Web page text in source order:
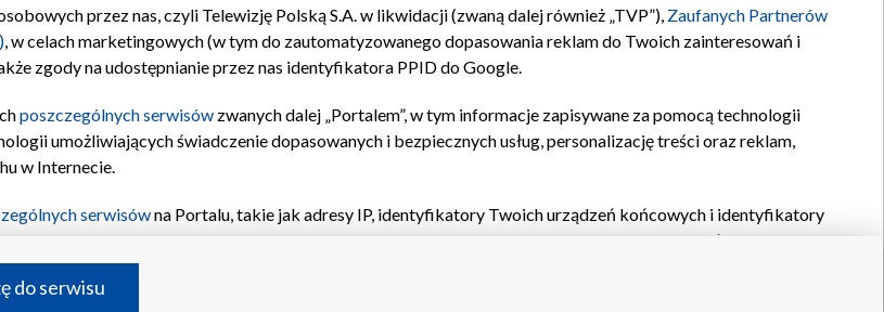
przez nas, czyli Telewizję Polską S.A. w likwidacji (zwaną dalej również „TVP”), Zaufanych Partnerów
, w celach marketingowych (w tym do zautomatyzowanego dopasowania reklam do Twoich zainteresowań i
zgody na udostępnianie przez nas identyfikatora PPID do Google.
poszczególnych serwisów zwanych dalej „Portalem”, w tym informacje zapisywane za pomocą technologii
umożliwiających świadczenie dopasowanych i bezpiecznych usług, personalizację treści oraz reklam,
w Internecie.
serwisówna Portalu, takie jak adresy IP, identyfikatory Twoich urządzeń końcowych i identyfikatory
oraz pozostałych
informacji na urządzeniu lub dostęp do nich, wyboru podstawowych reklam, wyboru spersonalizowanych
treści, wyboru spersonalizowanych treści, pomiaru wydajności reklam, pomiaru wydajności
do serwisu